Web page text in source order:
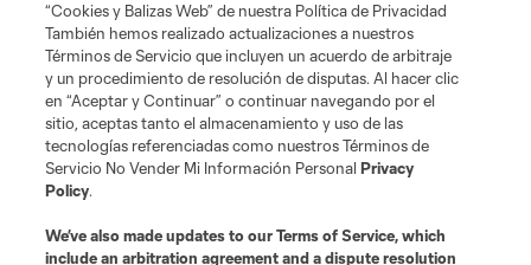
“Cookies y Balizas Web” de nuestra Política de Privacidad
También hemos realizado actualizaciones a nuestros
Términos de Servicio que incluyen un acuerdo de arbitraje
y un procedimiento de resolución de disputas. Al hacer clic
en “Aceptar y Continuar” o continuar navegando por el
sitio, aceptas tanto el almacenamiento y uso de las
tecnologías referenciadas como nuestros Términos de
Servicio No Vender Mi Información PersonalPrivacy
Policy.
We’ve also made updates to ourTerms of Service, which
include an arbitration agreement and a dispute resolution